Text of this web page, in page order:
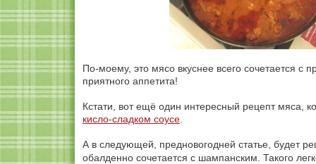
По-моему, это мясо вкуснее всего сочетается с
приятного аппетита!
Кстати, вот ещё один интересный рецепт мяса,
кисло-сладком соусе
А в следующей, предновогодней статье, будет
обалденно сочетается с шампанским. Такого